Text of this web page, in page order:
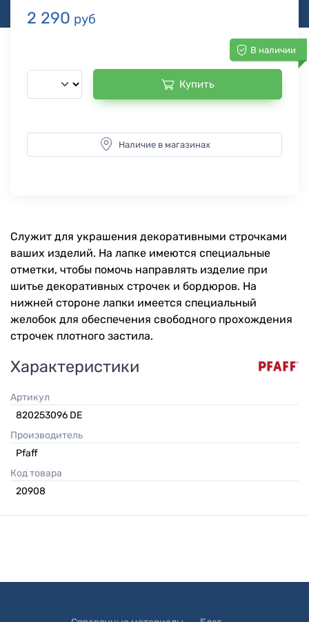
2 290 руб
В наличии
Купить
Наличие в магазинах
Служит для украшения декоративными строчками
ваших изделий. На лапке имеются специальные
отметки, чтобы помочь направлять изделие при
шитье декоративных строчек и бордюров. На
нижней стороне лапки имеется специальный
желобок для обеспечения свободного прохождения
строчек плотного застила.
Характеристики
Артикул
820253096 DE
Производитель
Pfaff
Код товара
20908